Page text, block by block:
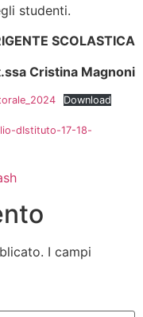
studenti.
SCOLASTICA
Cristina Magnoni
Download
dIstituto-17-18-
I campi